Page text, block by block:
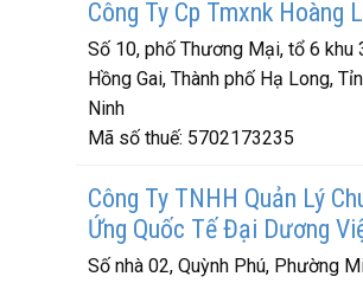
Công Ty Cp Tmxnk Hoàng
Số 10, phố Thương Mại, tổ 6 khu
Hồng Gai, Thành phố Hạ Long,
Ninh
Mã số thuế: 5702173235
Công Ty TNHH Quản Lý
Ứng Quốc Tế Đại Dương
Số nhà 02, Quỳnh Phú, Phường